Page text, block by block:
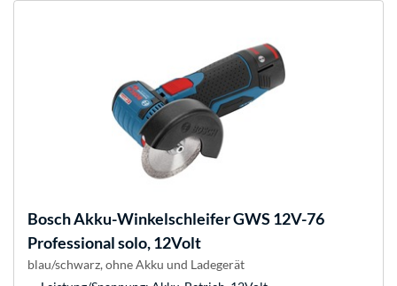
BoschAkku-Winkelschleifer GWS 12V-76
Professional solo, 12Volt
blau/schwarz, ohne Akku und Ladegerät